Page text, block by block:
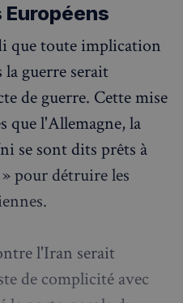
que toute implication
la guerre serait
de guerre. Cette mise
que l'Allemagne, la
se sont dits prêts à
pour détruire les
l'Iran serait
de complicité avec